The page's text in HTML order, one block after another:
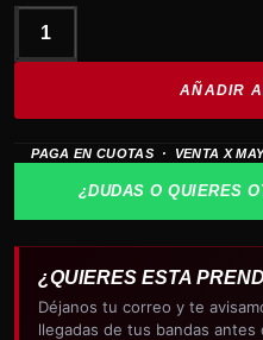
poster
MCCARTNEY
2024
cantidad
AÑADIR
PAGA EN CUOTAS · VENTA X
¿DUDAS O QUIERES
¿QUIERES ESTA
Déjanos tu correo y te
llegadas de tus bandas antes